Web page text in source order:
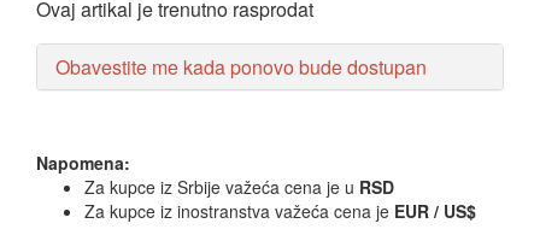
Ovaj artikal je trenutno rasprodat
Obavestite me kada ponovo bude dostupan
Napomena:
Za kupce iz Srbije važeća cena je u RSD
Za kupce iz inostranstva važeća cena je EUR / US$